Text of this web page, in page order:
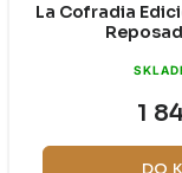
La Cofradia
1
DO